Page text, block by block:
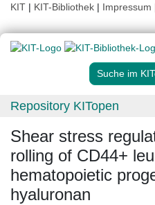
KIT | KIT-Bibliothek | Impressum
Suche im
Repository KITopen
Shear stress
rolling of CD44+
hematopoietic
hyaluronan